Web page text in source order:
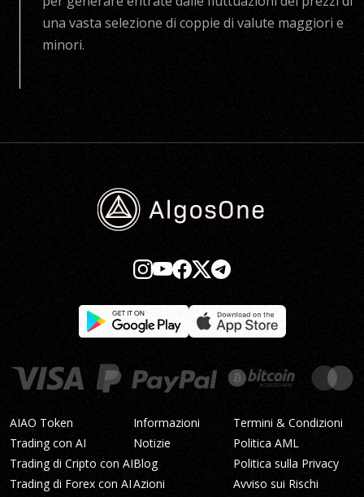
una vasta selezione di coppie di valute maggiori e
minori.
AIAO Token
Trading con AI
Trading di Cripto con AI
Trading di Forex con AI
Informazioni
Notizie
Blog
Azioni
Termini & Condizioni
Politica AML
Politica sulla Privacy
Avviso sui Rischi